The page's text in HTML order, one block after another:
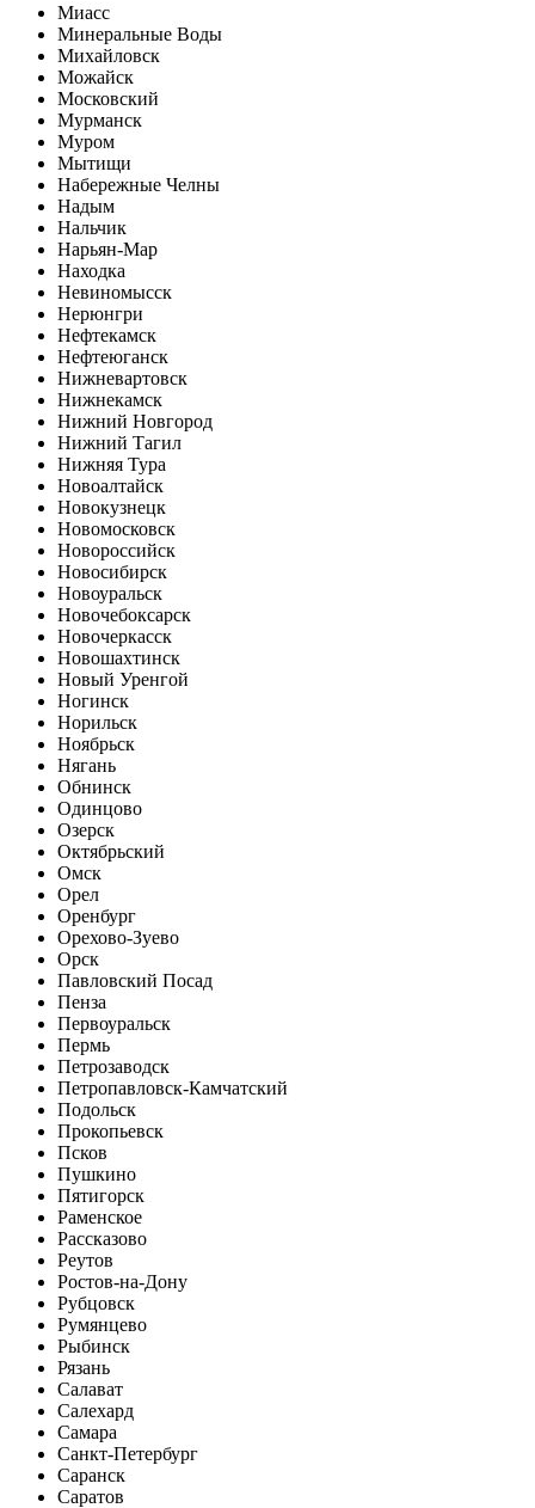
Миасс
Минеральные Воды
Михайловск
Можайск
Московский
Мурманск
Муром
Мытищи
Набережные Челны
Надым
Нальчик
Нарьян-Мар
Находка
Невиномысск
Нерюнгри
Нефтекамск
Нефтеюганск
Нижневартовск
Нижнекамск
Нижний Новгород
Нижний Тагил
Нижняя Тура
Новоалтайск
Новокузнецк
Новомосковск
Новороссийск
Новосибирск
Новоуральск
Новочебоксарск
Новочеркасск
Новошахтинск
Новый Уренгой
Ногинск
Норильск
Ноябрьск
Нягань
Обнинск
Одинцово
Озерск
Октябрьский
Омск
Орел
Оренбург
Орехово-Зуево
Орск
Павловский Посад
Пенза
Первоуральск
Пермь
Петрозаводск
Петропавловск-Камчатский
Подольск
Прокопьевск
Псков
Пушкино
Пятигорск
Раменское
Рассказово
Реутов
Ростов-на-Дону
Рубцовск
Румянцево
Рыбинск
Рязань
Салават
Салехард
Самара
Санкт-Петербург
Саранск
Саратов